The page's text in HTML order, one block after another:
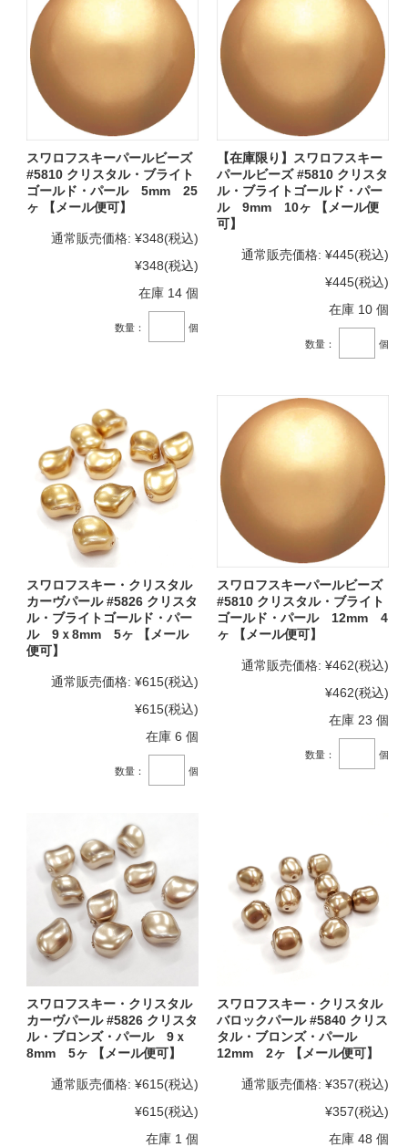
スワロフスキーパールビーズ
#5810 クリスタル・ブライト
ゴールド・パール 5mm 25
ヶ 【メール便可】
通常販売価格: ¥348(税込)
¥348(税込)
在庫 14 個
数量： 個
【在庫限り】スワロフスキー
パールビーズ #5810 クリスタ
ル・ブライトゴールド・パー
ル 9mm 10ヶ 【メール便
可】
通常販売価格: ¥445(税込)
¥445(税込)
在庫 10 個
数量： 個
スワロフスキー・クリスタル
カーヴパール #5826 クリスタ
ル・ブライトゴールド・パー
ル 9ｘ8mm 5ヶ 【メール
便可】
通常販売価格: ¥615(税込)
¥615(税込)
在庫 6 個
数量： 個
スワロフスキーパールビーズ
#5810 クリスタル・ブライト
ゴールド・パール 12mm 4
ヶ 【メール便可】
通常販売価格: ¥462(税込)
¥462(税込)
在庫 23 個
数量： 個
スワロフスキー・クリスタル
カーヴパール #5826 クリスタ
ル・ブロンズ・パール 9ｘ
8mm 5ヶ 【メール便可】
通常販売価格: ¥615(税込)
¥615(税込)
在庫 1 個
スワロフスキー・クリスタル
バロックパール #5840 クリス
タル・ブロンズ・パール
12mm 2ヶ 【メール便可】
通常販売価格: ¥357(税込)
¥357(税込)
在庫 48 個